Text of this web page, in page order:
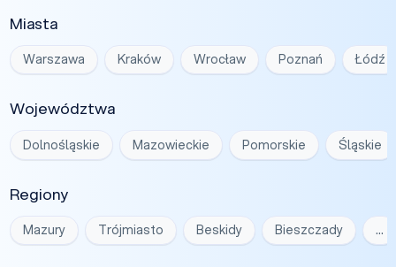
Miasta
Warszawa Kraków Wrocław Poznań Łódź
Województwa
Dolnośląskie Mazowieckie Pomorskie Śląskie
Regiony
Mazury Trójmiasto Beskidy Bieszczady …